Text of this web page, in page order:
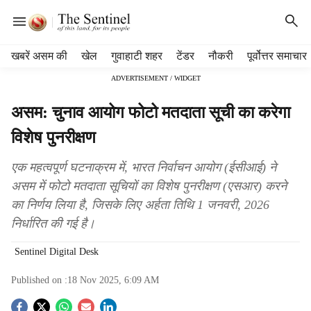
खबरें असम की खेल गुवाहाटी शहर टेंडर नौकरी पूर्वोत्तर समाचार
ADVERTISEMENT / WIDGET
असम: चुनाव आयोग फोटो मतदाता सूची का करेगा
विशेष पुनरीक्षण
एक महत्वपूर्ण घटनाक्रम में, भारत निर्वाचन आयोग (ईसीआई) ने
असम में फोटो मतदाता सूचियों का विशेष पुनरीक्षण (एसआर) करने
का निर्णय लिया है, जिसके लिए अर्हता तिथि 1 जनवरी, 2026
निर्धारित की गई है।
Sentinel Digital Desk
Published on :18 Nov 2025, 6:09 AM